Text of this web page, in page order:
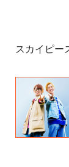
スカイピー